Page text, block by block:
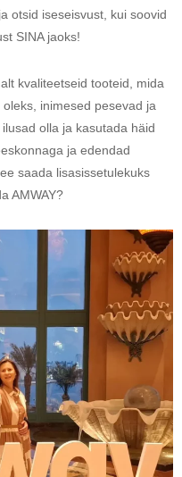
otsid iseseisvust, kui soovid
SINA jaoks!
kvaliteetseid tooteid, mida
inimesed pesevad ja
olla ja kasutada häid
ja edendad
saada lisasissetulekuks
AMWAY?